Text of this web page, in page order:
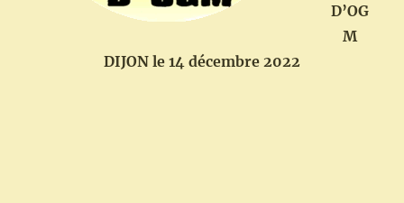
D’OG
M
DIJON le 14 décembre 2022